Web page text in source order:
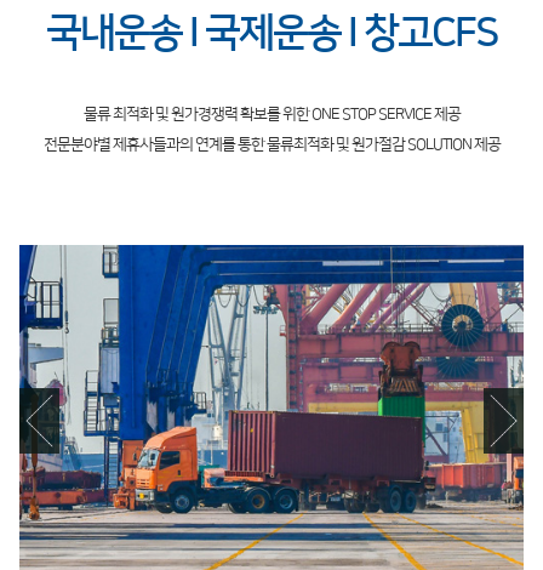
국내운송 I 국제운송 I 창고CFS
물류 최적화 및 원가경쟁력 확보를 위한 ONE STOP SERVICE 제공
전문분야별 제휴사들과의 연계를 통한 물류최적화 및 원가절감 SOLUTION 제공